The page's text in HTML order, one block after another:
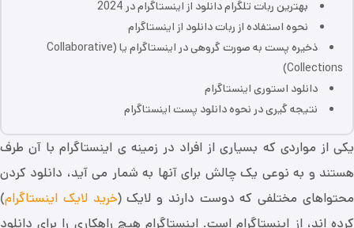
بهترین ربات تلگرام دانلود از اینستاگرام در 2024
نحوه استفاده از ربات دانلود از اینستاگرام
ذخیره پست به صورت گروهی در اینستاگرام یا (Collaborative
Collections)
دانلود استوری اینستاگرام
نتیجه گیری در نحوه دانلود پست اینستاگرام
یکی از مواردی که بسیاری از افراد در زمینه ی اینستاگرام با آن طرف
هستند و به نوعی یک چالش برای آنها به شمار می آید، دانلود کردن
محتواهای مختلفی که دوست دارند و لایک (خرید لایک اینستاگرام)
کرده اند، از اینستاگرام است. اینستاگرام هیچ راهکاری را برای دانلود